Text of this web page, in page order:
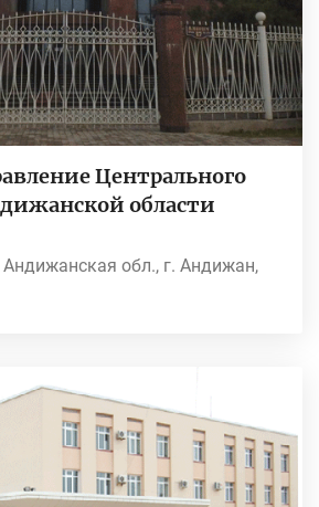
Центрального
области
Андижанская обл., г. Андижан,